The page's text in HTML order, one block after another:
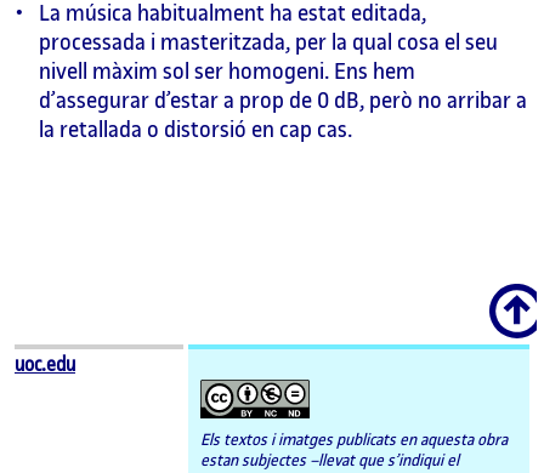
La música habitualment ha estat editada,
processada i masteritzada, per la qual cosa el seu
nivell màxim sol ser homogeni. Ens hem
d’assegurar d’estar a prop de 0 dB, però no arribar a
la retallada o distorsió en cap cas.
Scroll
uoc.edu
Els textos i imatges publicats en aquesta obra
estan subjectes –llevat que s’indiqui el